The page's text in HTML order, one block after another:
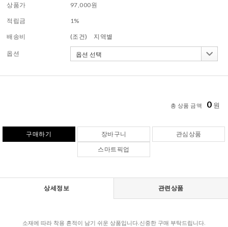
상품가 97,000원
적립금 1%
배송비 (조건) 지역별
옵션
총 상품 금액 0 원
구매하기 장바구니
관심상품
스마트픽업
상세정보 관련상품
소재에 따라 착용 흔적이 남기 쉬운 상품입니다.신중한 구매 부탁드립니다.